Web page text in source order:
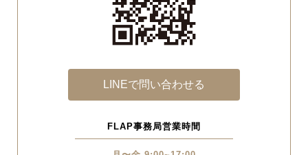
LINEで問い合わせる
FLAP事務局営業時間